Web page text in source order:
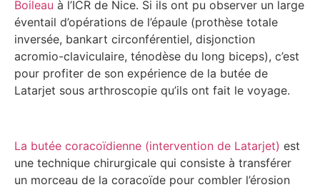
Boileau à l’ICR de Nice. Si ils ont pu observer un large
éventail d’opérations de l’épaule (prothèse totale
inversée, bankart circonférentiel, disjonction
acromio-claviculaire, ténodèse du long biceps), c’est
pour profiter de son expérience de la butée de
Latarjet sous arthroscopie qu’ils ont fait le voyage.
La butée coracoïdienne (intervention de Latarjet) est
une technique chirurgicale qui consiste à transférer
un morceau de la coracoïde pour combler l’érosion